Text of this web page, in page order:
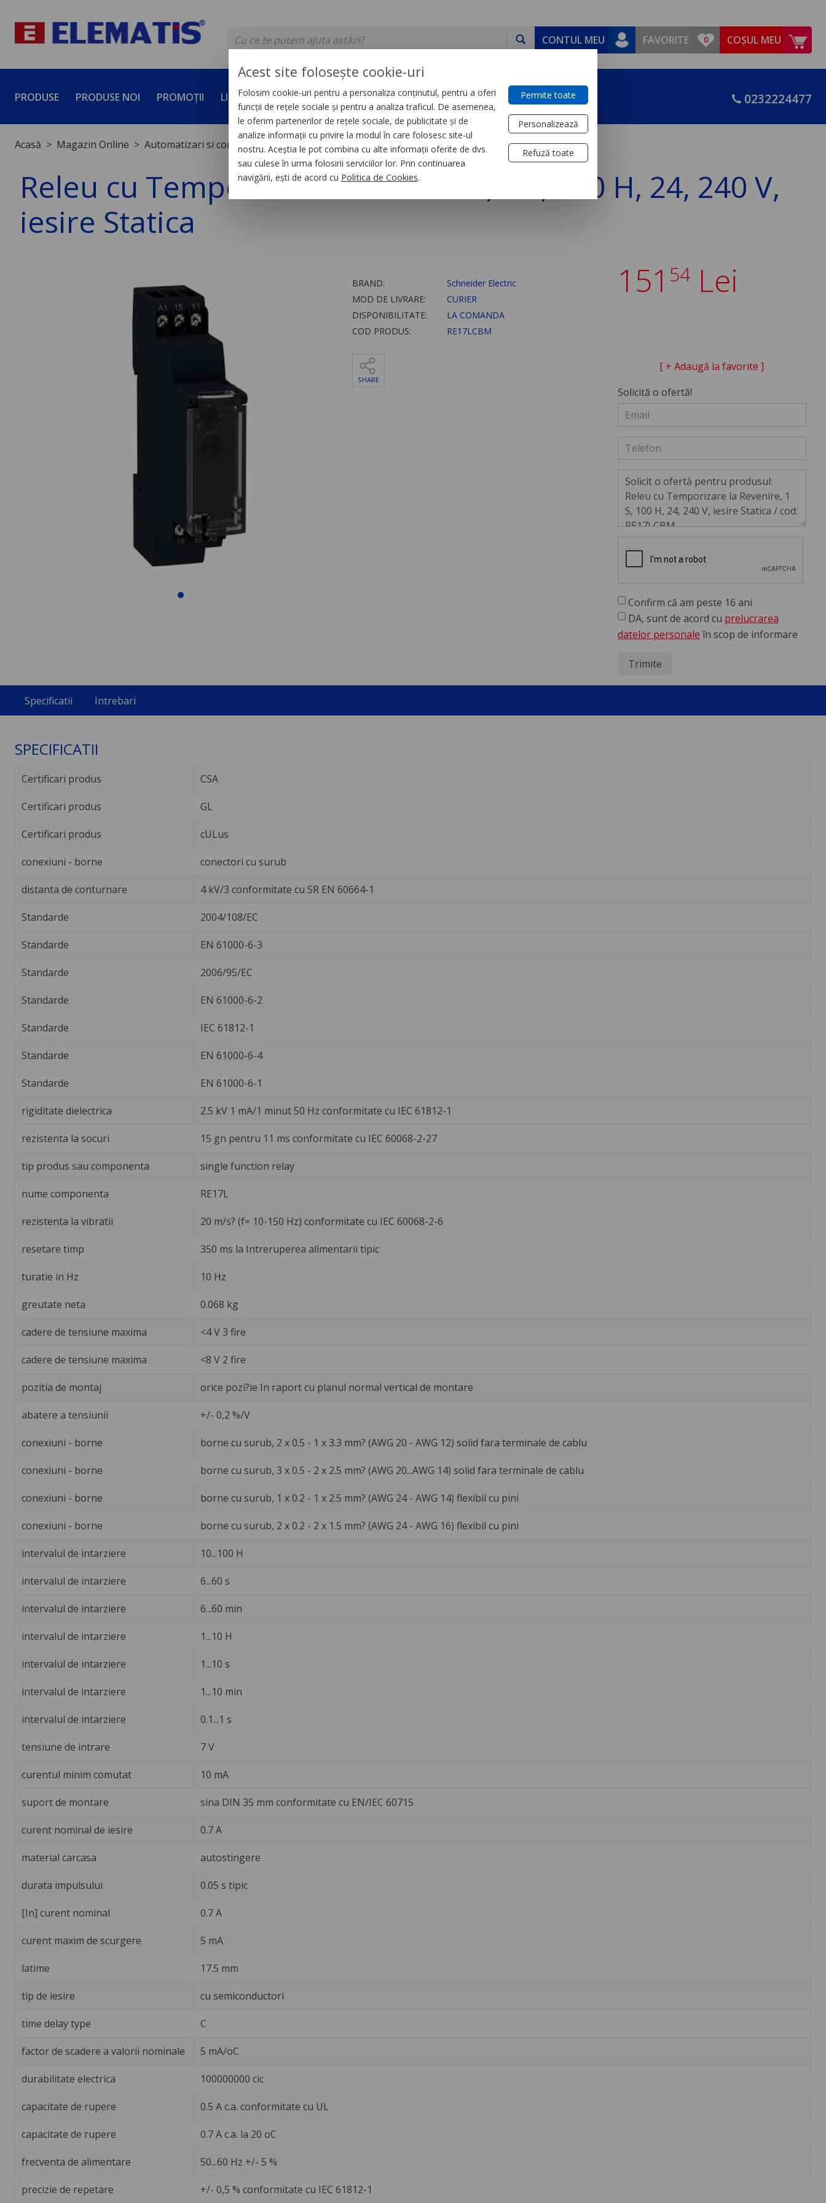
CONTUL MEU FAVORITE COȘUL MEU
PRODUSE PRODUSE NOI PROMOȚII LICHIDĂRI DE STOC SERVICII DEVINO PARTENER CONTACT 0232224477
Acasă Magazin Online Automatizari si control industrial Relee
Releu cu Temporizare la Revenire, 1 S, 100 H, 24, 240 V,
iesire Statica
BRAND:
Schneider Electric
MOD DE LIVRARE:
CURIER
DISPONIBILITATE:
LA COMANDA
COD PRODUS:
RE17LCBM
SHARE
151 54Lei
[ + Adaugă la favorite ]
Solicită o ofertă!
Confirm că am peste 16 ani
DA, sunt de acord cu prelucrarea
datelor personale în scop de informare
Trimite
Specificatii Intrebari
SPECIFICATII
Certificari produs CSA
Certificari produs GL
Certificari produs cULus
conexiuni - borne conectori cu surub
distanta de conturnare 4 kV/3 conformitate cu SR EN 60664-1
Standarde 2004/108/EC
Standarde EN 61000-6-3
Standarde 2006/95/EC
Standarde EN 61000-6-2
Standarde IEC 61812-1
Standarde EN 61000-6-4
Standarde EN 61000-6-1
rigiditate dielectrica 2.5 kV 1 mA/1 minut 50 Hz conformitate cu IEC 61812-1
rezistenta la socuri 15 gn pentru 11 ms conformitate cu IEC 60068-2-27
tip produs sau componenta single function relay
nume componenta RE17L
rezistenta la vibratii 20 m/s? (f= 10-150 Hz) conformitate cu IEC 60068-2-6
resetare timp 350 ms la Intreruperea alimentarii tipic
turatie in Hz 10 Hz
greutate neta 0.068 kg
cadere de tensiune maxima <4 V 3 fire
cadere de tensiune maxima <8 V 2 fire
pozitia de montaj orice pozi?ie In raport cu planul normal vertical de montare
abatere a tensiunii +/- 0,2 %/V
conexiuni - borne borne cu surub, 2 x 0.5 - 1 x 3.3 mm? (AWG 20 - AWG 12) solid fara terminale de cablu
conexiuni - borne borne cu surub, 3 x 0.5 - 2 x 2.5 mm? (AWG 20...AWG 14) solid fara terminale de cablu
conexiuni - borne borne cu surub, 1 x 0.2 - 1 x 2.5 mm? (AWG 24 - AWG 14) flexibil cu pini
conexiuni - borne borne cu surub, 2 x 0.2 - 2 x 1.5 mm? (AWG 24 - AWG 16) flexibil cu pini
intervalul de intarziere 10...100 H
intervalul de intarziere 6...60 s
intervalul de intarziere 6...60 min
intervalul de intarziere 1...10 H
intervalul de intarziere 1...10 s
intervalul de intarziere 1...10 min
intervalul de intarziere 0.1...1 s
tensiune de intrare 7 V
curentul minim comutat 10 mA
suport de montare sina DIN 35 mm conformitate cu EN/IEC 60715
curent nominal de iesire 0.7 A
material carcasa autostingere
durata impulsului 0.05 s tipic
[In] curent nominal 0.7 A
curent maxim de scurgere 5 mA
latime 17.5 mm
tip de iesire cu semiconductori
time delay type C
factor de scadere a valorii nominale 5 mA/oC
durabilitate electrica 100000000 cic
capacitate de rupere 0.5 A c.a. conformitate cu UL
capacitate de rupere 0.7 A c.a. la 20 oC
frecventa de alimentare 50...60 Hz +/- 5 %
precizie de repetare +/- 0,5 % conformitate cu IEC 61812-1
Acest site folosește cookie-uri
Folosim cookie-uri pentru a personaliza conținutul, pentru a oferi
funcții de rețele sociale și pentru a analiza traficul. De asemenea,
le oferim partenerilor de rețele sociale, de publicitate și de
analize informații cu privire la modul în care folosesc site-ul
nostru. Aceștia le pot combina cu alte informații oferite de dvs.
sau culese în urma folosirii serviciilor lor. Prin continuarea
navigării, ești de acord cu Politica de Cookies.
Permite toate
Personalizează
Refuză toate